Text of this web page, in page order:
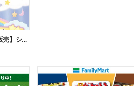
【ファミマオンライン先行販売】シルバニアファミリー